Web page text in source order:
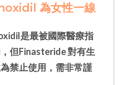
為女性一線
是最被國際醫療指
但Finasteride 對有生
禁止使用，需非常謹